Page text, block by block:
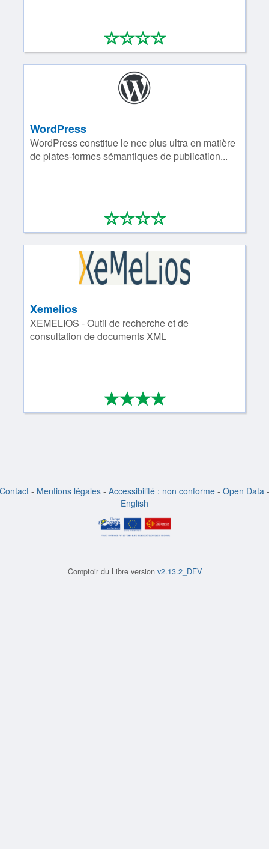
****
0/4
WordPress
WordPress constitue le nec plus ultra en matière
de plates-formes sémantiques de publication...
****
0/4
Xemelios
XEMELIOS - Outil de recherche et de
consultation de documents XML
****
4/4
Contact - Mentions légales - Accessibilité : non conforme - Open Data -
English
Comptoir du Libre version v2.13.2_DEV